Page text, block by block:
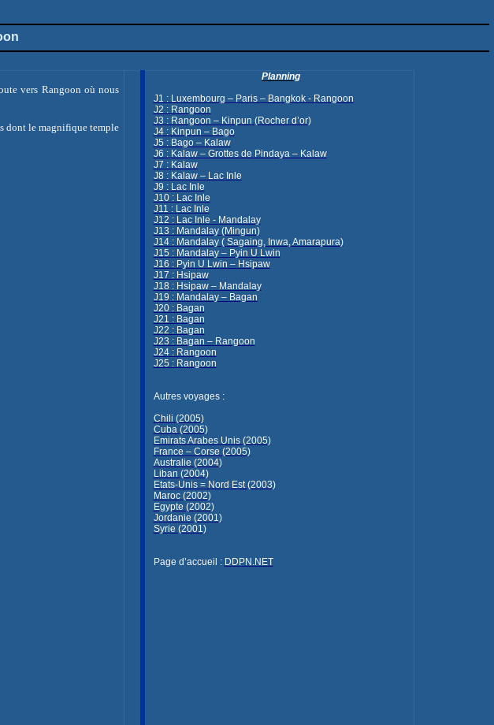
vers Rangoon où nous
dont le magnifique temple
Planning
J1 : Luxembourg – Paris – Bangkok - Rangoon
J2 : Rangoon
J3 : Rangoon – Kinpun (Rocher d’or)
J4 : Kinpun – Bago
J5 : Bago – Kalaw
J6 : Kalaw – Grottesde Pindaya– Kalaw
J7 : Kalaw
J8 : Kalaw – Lac Inl e
J9 : Lac Inl e
J10 : Lac Inle
J11 : Lac Inle
J12 : Lac Inle - Mandalay
J13 : Mandalay (Mingun)
J14 : Mandalay ( Sagaing, Inwa,Amarapura)
J15 : Mandalay – Pyin U Lwin
J16 : Pyin U Lwin – Hsipaw
J17 : Hsipaw
J18 : Hsipaw– Mandalay
J19 : Mandalay – Bagan
J20 : Bagan
J21 : Bagan
J22 : Bagan
J23 : Bagan – Rangoon
J24 : Rangoon
J25 : Rangoon
Autres voyages :
Chili (2005)
Cuba (2005)
Emirats Arabes Unis (2005)
France – Corse (2005)
Australie (2004)
Liban (2004)
Etats-Unis = Nord Est (2003)
Maroc (2002)
Egypte (2002)
Jordanie (2001)
Syrie (2001)
Page d’accueil : DDPN.NET